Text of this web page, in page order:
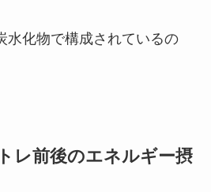
水化物で構成されているの
レ前後のエネルギー摂